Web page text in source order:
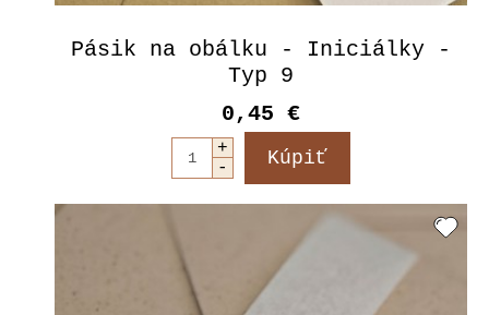
Pásik na obálku - Iniciálky -
Typ 9
0,45 €